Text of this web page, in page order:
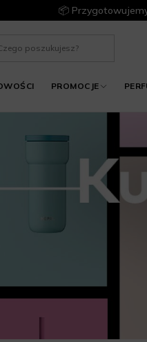
📦
PROMOCJE